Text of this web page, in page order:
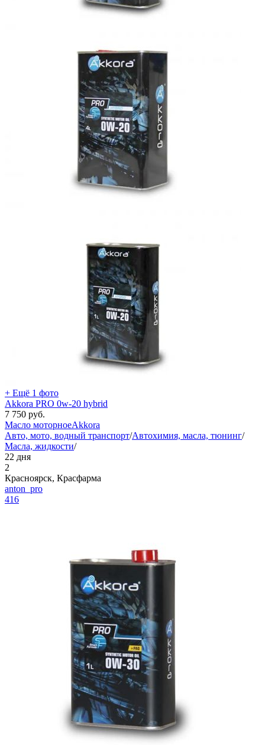
+ Ещё 1 фото
Akkora PRO 0w-20 hybrid
7 750 руб.
Масло моторноеAkkora
Авто, мото, водный транспорт/Автохимия, масла, тюнинг/
Масла, жидкости/
22 дня
2
Красноярск, Красфарма
anton_pro
416